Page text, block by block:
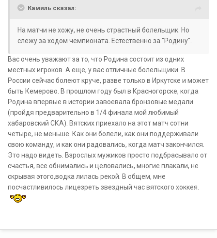
Камиль сказал:
На матчи не хожу, не очень страстный болельщик. Но
слежу за ходом чемпионата. Естественно за "Родину".
Вас очень уважают за то, что Родина состоит из одних
местных игроков. А еще, у вас отличные болельщики. В
России сейчас болеют круче, разве только в Иркутске и может
быть Кемерово. В прошлом году был в Красногорске, когда
Родина впервые в истории завоевала бронзовые медали
(пройдя предварительно в 1/4 финала мой любимый
хабаровский СКА). Вятских приехало на этот матч сотни
четыре, не меньше. Как они болели, как они поддерживали
свою команду, и как они радовались, когда матч закончился.
Это надо видеть. Взрослых мужиков просто подбрасывало от
счастья, все обнимались и целовались, многие плакали, не
скрывая этого,водка лилась рекой. В общем, мне
посчастливилось лицезреть звездный час вятского хоккея.